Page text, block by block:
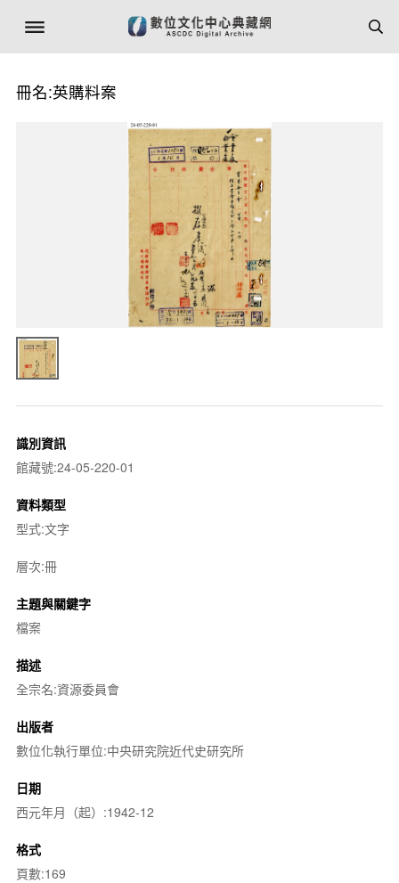
冊名:英購料案
識別資訊
館藏號:24-05-220-01
資料類型
型式:文字
層次:冊
主題與關鍵字
檔案
描述
全宗名:資源委員會
出版者
數位化執行單位:中央研究院近代史研究所
日期
西元年月（起）:1942-12
格式
頁數:169